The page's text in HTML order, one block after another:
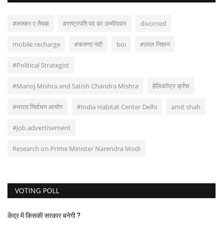
#लश्कर ए तैयबा #राष्ट्रपति पद का उम्मीदवार divorced
mobile recharge #करुणा नंदी boi #लाल निशान
#Political Strategist
#Manoj Mishra and Satish Chandra Mishra हेलिकॉप्टर क्रैश
#भारत निर्वाचन आयोग #India Habitat Center Delhi amit shah
#job advertisement
Research on Prime Minister Narendra Modi
VOTING POLL
केंद्र में किसकी सरकार बनेगी ?